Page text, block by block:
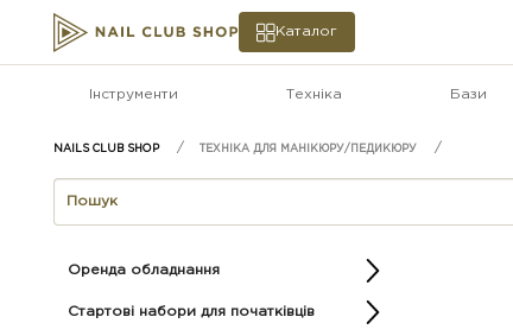
Каталог
Інструменти Техніка Бази
ТЕХНІКА ДЛЯ МАНІКЮРУ/ПЕДИКЮРУ
Оренда обладнання
Стартові набори для початківців